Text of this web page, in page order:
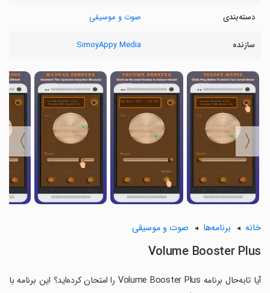
دسته‌بندی صوت و موسیقی
سازنده SimoyAppy Media
〈
〉
خانه برنامه‌ها صوت و موسیقی
Volume Booster Plus
آیا تابه‌حال برنامه Volume Booster Plus را امتحان کرده‌اید؟ این برنامه با